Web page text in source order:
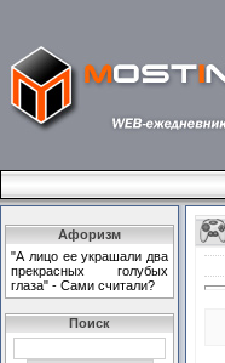
Афоризм
"А лицо ее украшали два
прекрасных голубых
глаза" - Сами считали?
Поиск